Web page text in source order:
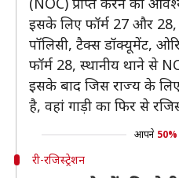
इसके लिए फॉर्म 27 और 28,
पॉलिसी, टैक्स डॉक्यूमेंट,
फॉर्म 28, स्थानीय थाने से
इसके बाद जिस राज्य के
है, वहां गाड़ी का फिर से
आपने 50%
री-रजिस्ट्रेशन